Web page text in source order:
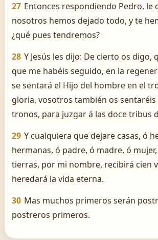
27 Entonces respondiendo Pedro, le
nosotros hemos dejado todo, y te
¿qué pues tendremos?
28 Y Jesús les dijo: De cierto os digo,
que me habéis seguido, en la
se sentará el Hijo del hombre en el
gloria, vosotros también os
tronos, para juzgar á las doce tribus
29 Y cualquiera que dejare casas, ó
hermanas, ó padre, ó madre, ó
tierras, por mi nombre, recibirá cien
heredará la vida eterna.
30 Mas muchos primeros serán
postreros primeros.